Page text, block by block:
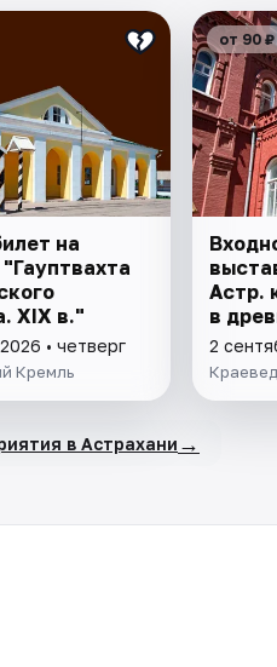
на
XIX в."
• четверг
Кремль
от 90 ₽
Астр.
в
2
в Астрахани →